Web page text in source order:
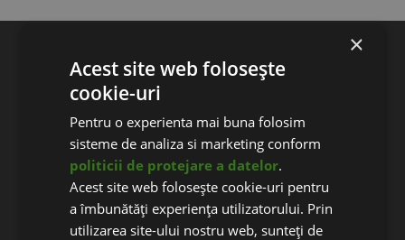
DESPRE WEBECOM
Stiri si noutati
Aparitii in presa
Parteneri Webecom
Detalii de contact
×
Acest site web folosește
cookie-uri
Pentru o experienta mai buna folosim
sisteme de analiza si marketing conform
politicii de protejare a datelor.
Acest site web folosește cookie-uri pentru
a îmbunătăți experiența utilizatorului. Prin
utilizarea site-ului nostru web, sunteți de